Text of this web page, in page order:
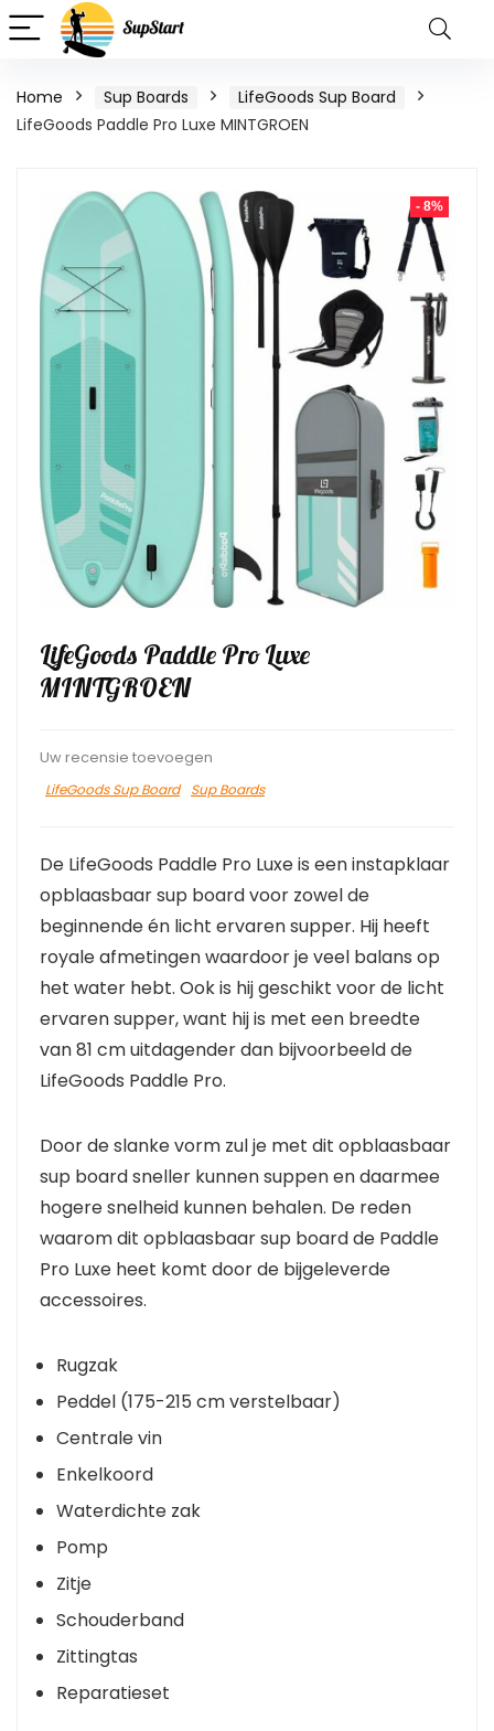
Home Sup Boards
LifeGoods Sup Board
LifeGoods Paddle Pro Luxe MINTGROEN
- 8%
LifeGoods Paddle Pro Luxe
MINTGROEN
Uw recensie toevoegen
LifeGoods Sup Board
Sup Boards
De LifeGoods Paddle Pro Luxe is een instapklaar
opblaasbaar sup board voor zowel de
beginnende én licht ervaren supper. Hij heeft
royale afmetingen waardoor je veel balans op
het water hebt. Ook is hij geschikt voor de licht
ervaren supper, want hij is met een breedte
van 81 cm uitdagender dan bijvoorbeeld de
LifeGoods Paddle Pro.
Door de slanke vorm zul je met dit opblaasbaar
sup board sneller kunnen suppen en daarmee
hogere snelheid kunnen behalen. De reden
waarom dit opblaasbaar sup board de Paddle
Pro Luxe heet komt door de bijgeleverde
accessoires.
Rugzak
Peddel (175-215 cm verstelbaar)
Centrale vin
Enkelkoord
Waterdichte zak
Pomp
Zitje
Schouderband
Zittingtas
Reparatieset